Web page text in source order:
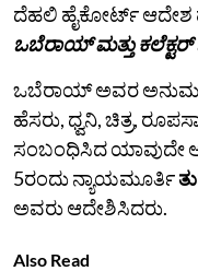
ದೆಹಲಿ ಹೈಕೋರ್ಟ್
ಒಬೆರಾಯ್‌ ಮತ್ತು ಕಲೆಕ್ಟರ್‌
ಒಬೆರಾಯ್ ಅವರ ಅನುಮತಿ
ಹೆಸರು, ಧ್ವನಿ, ಚಿತ್ರ,
ಸಂಬಂಧಿಸಿದ ಯಾವುದೇ
5ರಂದು ನ್ಯಾಯಮೂರ್ತಿ
ಅವರು ಆದೇಶಿಸಿದರು.
Also Read